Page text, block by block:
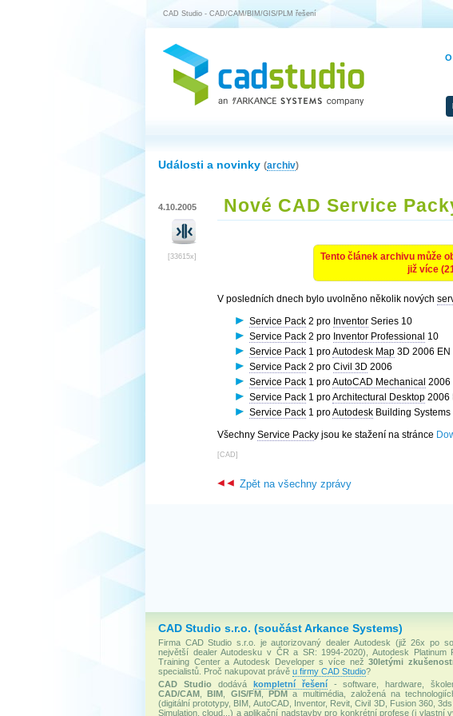
CAD Studio - CAD/CAM/BIM/GIS/PLM řešení
Události a novinky (archiv)
4.10.2005
[33615x]
Nové CAD Service
Tento článek archivu může
již více
V posledních dnech bylo uvolněno několik nových
Service Pack 2 pro Inventor Series 10
Service Pack 2 pro Inventor Professional 10
Service Pack 1 proAutodesk Map 3D 2006 EN
Service Pack 2 pro Civil 3D 2006
Service Pack 1 proAutoCAD Mechanical 2006
Service Pack 1 proArchitectural Desktop 2006
Service Pack 1 proAutodesk Building Systems
Všechny Service Packy jsou ke stažení na stránce
[CAD]
Zpět na všechny zprávy
CAD Studio s.r.o. (součást Arkance Systems)
Firma CAD Studio s.r.o. je autorizovaný dealer Autodesk (již 26x po
největší dealer Autodesku v ČR a SR: 1994-2020), Autodesk Platinum
Training Center a Autodesk Developer s více než30letými
specialistů. Proč nakupovat právě u firmy CAD Studio?
CAD Studiododává kompletní řešení- software, hardware,
CAD/CAM ,BIM GIS/FM, PDMa multimédia, založená na
(digitální prototypy, BIM, AutoCAD, Inventor, Revit, Civil 3D, Fusion 360, 3ds
Simulation, cloud...) a aplikační nadstavby pro konkrétní profese (i vlastní